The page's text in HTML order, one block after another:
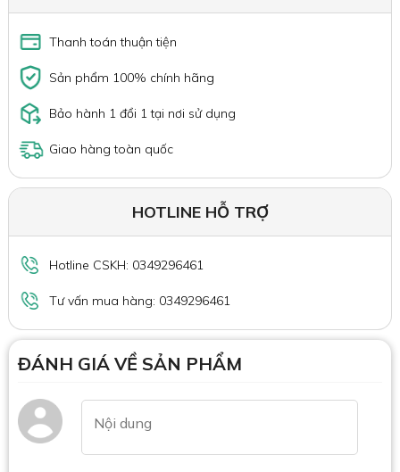
Thanh toán thuận tiện
Sản phẩm 100% chính hãng
Bảo hành 1 đổi 1 tại nơi sử dụng
Giao hàng toàn quốc
HOTLINE HỖ TRỢ
Hotline CSKH: 0349296461
Tư vấn mua hàng: 0349296461
ĐÁNH GIÁ VỀ SẢN PHẨM